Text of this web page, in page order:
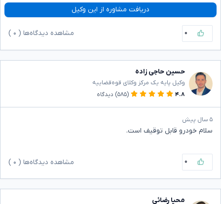
دریافت مشاوره از این وکیل
۰ مشاهده دیدگاه‌ها ( ۰
حسین حاجی زاده
وکیل پایه یک مرکز وکلای قوه‌قضاییه
۴.۸
(۵۸۵) دیدگاه
۵ سال پیش
سلام خودرو قابل توقیف است.
۰ مشاهده دیدگاه‌ها ( ۰
محیا رضائی